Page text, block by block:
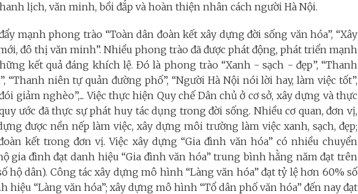
lịch, văn minh, bồi đắp và hoàn thiện nhân cách người Hà Nội.
mạnh phong trào “Toàn dân đoàn kết xây dựng đời sống văn hóa”, “Xây
đô thị văn minh”. Nhiều phong trào đã được phát động, phát triển mạnh
kết quả đáng khích lệ. Đó là phong trào “Xanh - sạch - đẹp”, “Thanh
“Thanh niên tự quản đường phố”, “Người Hà Nội nói lời hay, làm việc tốt”,
giảm nghèo”,... Việc thực hiện Quy chế Dân chủ ở cơ sở, xây dựng và thực
ước đã thực sự phát huy tác dụng trong đời sống. Nhiều cơ quan, đơn vị,
được nền nếp làm việc, xây dựng môi trường làm việc xanh, sạch, đẹp;
kết trong đơn vị. Việc xây dựng “Gia đình văn hóa” có nhiều chuyển
gia đình đạt danh hiệu “Gia đình văn hóa” trung bình hằng năm đạt trên
hộ dân). Công tác xây dựng mô hình “Làng văn hóa” đạt tỷ lệ hơn 60% số
hiệu “Làng văn hóa”; xây dựng mô hình “Tổ dân phố văn hóa” đến nay đạt